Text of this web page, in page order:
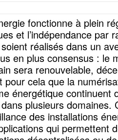
fonctionne à plein
et l’indépendance par
réalisés dans un
en plus consensus : le
sera renouvelable,
pour cela que la
énergétique continuent
plusieurs domaines.
des installations
qui permettent